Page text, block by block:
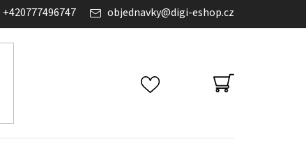
objednavky@digi-eshop.cz
+420777496747
NÁKUPNÍ
KOŠÍK